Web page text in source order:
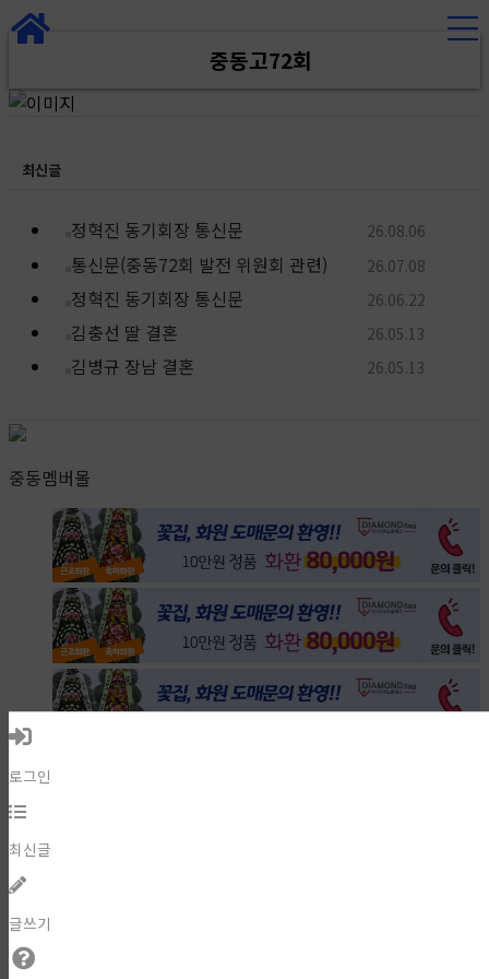
중동고72회
최신글
정혁진 동기회장 통신문 26.08.06
통신문(중동72회 발전 위원회 관련) 26.07.08
정혁진 동기회장 통신문 26.06.22
김충선 딸 결혼 26.05.13
김병규 장남 결혼 26.05.13
중동멤버몰
로그인
최신글
글쓰기